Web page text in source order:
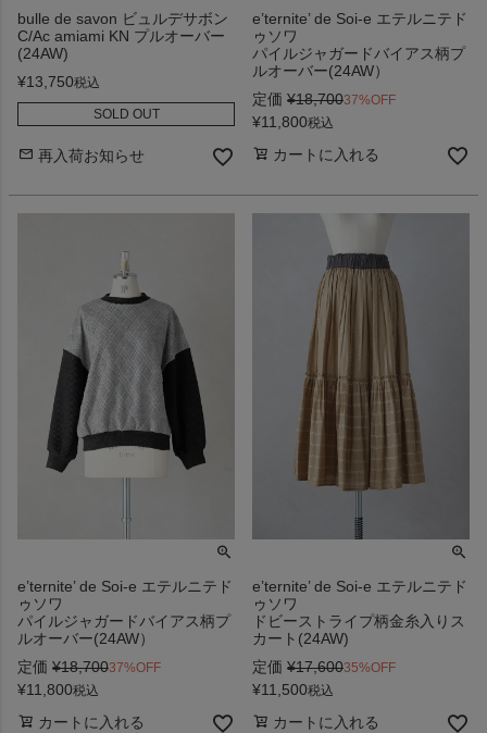
bulle de savon ビュルデサボン
C/Ac amiami KN プルオーバー
(24AW)
¥13,750税込
SOLD OUT
再入荷お知らせ
e’ternite’ de Soi-e エテルニテド
ゥソワ
パイルジャガードバイアス柄プ
ルオーバー(24AW）
定価 ¥18,70037%OFF
¥11,800税込
カートに入れる
e’ternite’ de Soi-e エテルニテド
ゥソワ
パイルジャガードバイアス柄プ
ルオーバー(24AW）
定価 ¥18,70037%OFF
¥11,800税込
カートに入れる
e’ternite’ de Soi-e エテルニテド
ゥソワ
ドビーストライプ柄金糸入りス
カート(24AW)
定価 ¥17,60035%OFF
¥11,500税込
カートに入れる